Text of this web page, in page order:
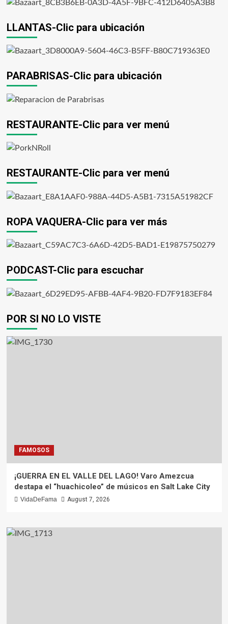
LLANTAS-Clic para ubicación
PARABRISAS-Clic para ubicación
RESTAURANTE-Clic para ver menú
RESTAURANTE-Clic para ver menú
ROPA VAQUERA-Clic para ver más
PODCAST-Clic para escuchar
POR SI NO LO VISTE
FAMOSOS
¡GUERRA EN EL VALLE DEL LAGO! Varo Amezcua
destapa el “huachicoleo” de músicos en Salt Lake City
VidaDeFama August 7, 2026